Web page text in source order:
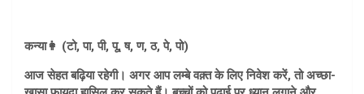
कन्या👩 (टो, पा, पी, पू, ष, ण, ठ, पे, पो)
आज सेहत बढ़िया रहेगी। अगर आप लम्बे वक़्त के लिए निवेश करें, तो अच्छा-